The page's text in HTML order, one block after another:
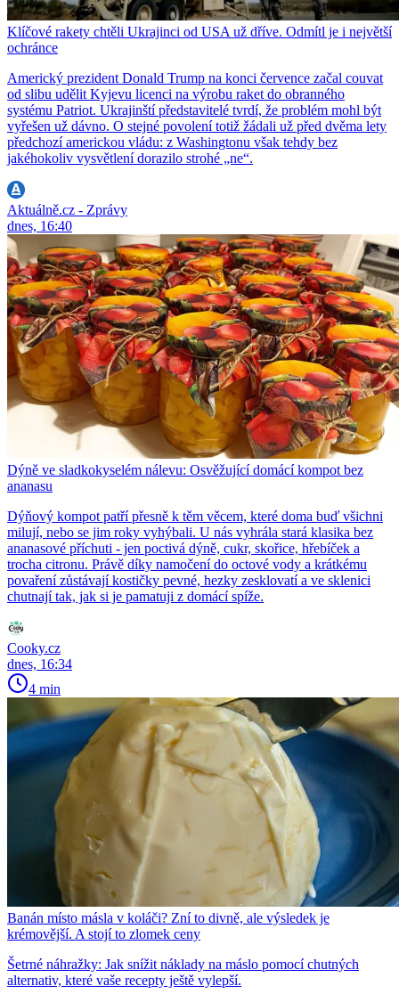
Klíčové rakety chtěli Ukrajinci od USA už dříve. Odmítl je i největší
ochránce
Americký prezident Donald Trump na konci července začal couvat
od slibu udělit Kyjevu licenci na výrobu raket do obranného
systému Patriot. Ukrajinští představitelé tvrdí, že problém mohl být
vyřešen už dávno. O stejné povolení totiž žádali už před dvěma lety
předchozí americkou vládu: z Washingtonu však tehdy bez
jakéhokoliv vysvětlení dorazilo strohé „ne“.
Aktuálně.cz - Zprávy
dnes, 16:40
Dýně ve sladkokyselém nálevu: Osvěžující domácí kompot bez
ananasu
Dýňový kompot patří přesně k těm věcem, které doma buď všichni
milují, nebo se jim roky vyhýbali. U nás vyhrála stará klasika bez
ananasové příchuti - jen poctivá dýně, cukr, skořice, hřebíček a
trocha citronu. Právě díky namočení do octové vody a krátkému
povaření zůstávají kostičky pevné, hezky zesklovatí a ve sklenici
chutnají tak, jak si je pamatuji z domácí spíže.
Cooky.cz
dnes, 16:34
4 min
Banán místo másla v koláči? Zní to divně, ale výsledek je
krémovější. A stojí to zlomek ceny
Šetrné náhražky: Jak snížit náklady na máslo pomocí chutných
alternativ, které vaše recepty ještě vylepší.